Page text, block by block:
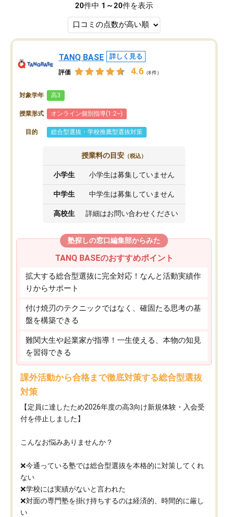
20件中 1～20件を表示
TANQ BASE 詳しく見る
評価 4.6 （8件）
対象学年 高3
授業形式 オンライン個別指導(1:2~)
目的 総合型選抜・学校推薦型選抜対策
授業料の目安 （税込）
小学生 小学生は募集していません
中学生 中学生は募集していません
高校生 詳細はお問い合わせください
塾探しの窓口編集部からみた
TANQ BASEのおすすめポイント
拡大する総合型選抜に完全対応！なんと活動実績作
りからサポート
付け焼刃のテクニックではなく、確固たる思考の基
盤を構築できる
難関大生や起業家が指導！一生使える、本物の知見
を習得できる
課外活動から合格まで徹底対策する総合型選抜
対策
【定員に達したため2026年度の高3向け新規体験・入会受
付を停止しました】
こんなお悩みありませんか？
❌今通っている塾では総合型選抜を本格的に対策してくれ
ない
❌学校には実績がないと言われた
❌対面の専門塾を掛け持ちするのは経済的、時間的に厳し
い